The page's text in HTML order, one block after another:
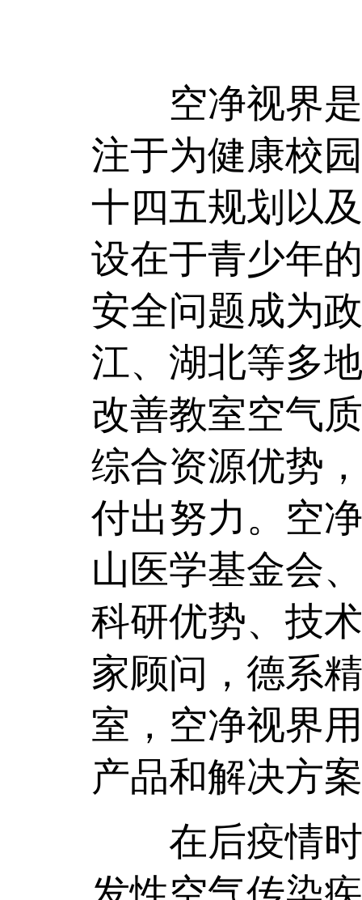
空净视界是
注于为健康校
十四五规划以
设在于青少年
安全问题成为
江、湖北等多
改善教室空气
综合资源优势
付出努力。空
山医学基金会
科研优势、技
家顾问，德系
室，空净视界
产品和解决方
在后疫情时